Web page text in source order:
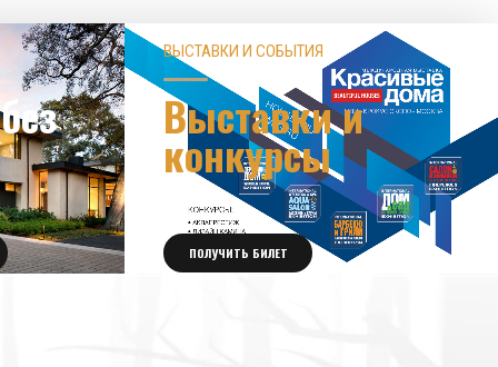
ВЫСТАВКИ И СОБЫТИЯ
Выставки и
конкурсы
ПОЛУЧИТЬ БИЛЕТ